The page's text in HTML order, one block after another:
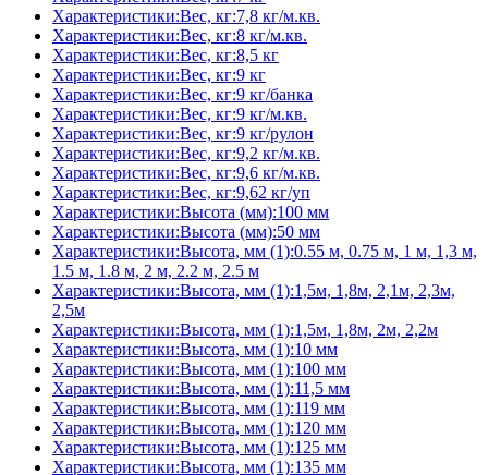
Характеристики:Вес, кг:7,8 кг/м.кв.
Характеристики:Вес, кг:8 кг/м.кв.
Характеристики:Вес, кг:8,5 кг
Характеристики:Вес, кг:9 кг
Характеристики:Вес, кг:9 кг/банка
Характеристики:Вес, кг:9 кг/м.кв.
Характеристики:Вес, кг:9 кг/рулон
Характеристики:Вес, кг:9,2 кг/м.кв.
Характеристики:Вес, кг:9,6 кг/м.кв.
Характеристики:Вес, кг:9,62 кг/уп
Характеристики:Высота (мм):100 мм
Характеристики:Высота (мм):50 мм
Характеристики:Высота, мм (1):0.55 м, 0.75 м, 1 м, 1,3 м,
1.5 м, 1.8 м, 2 м, 2.2 м, 2.5 м
Характеристики:Высота, мм (1):1,5м, 1,8м, 2,1м, 2,3м,
2,5м
Характеристики:Высота, мм (1):1,5м, 1,8м, 2м, 2,2м
Характеристики:Высота, мм (1):10 мм
Характеристики:Высота, мм (1):100 мм
Характеристики:Высота, мм (1):11,5 мм
Характеристики:Высота, мм (1):119 мм
Характеристики:Высота, мм (1):120 мм
Характеристики:Высота, мм (1):125 мм
Характеристики:Высота, мм (1):135 мм